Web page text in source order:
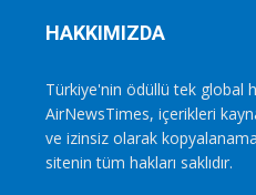
HAKKIMIZDA
Türkiye'nin ödüllü tek global
AirNewsTimes, içerikleri
ve izinsiz olarak
sitenin tüm hakları saklıdır.